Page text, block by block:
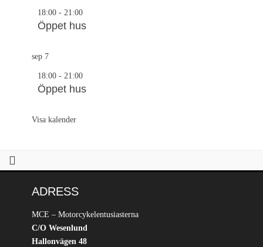
18:00 - 21:00
Öppet hus
sep 7
18:00 - 21:00
Öppet hus
Visa kalender
ADRESS
MCE – Motorcykelentusiasterna
C/O Wesenlund
Hallonvägen 48